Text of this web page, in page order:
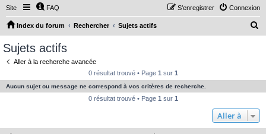
Site FAQ Connexion
S’enregistrer
Index du forum Rechercher Sujets actifs
e
c
Sujets actifs
Aller à la recherche avancée
0 résultat trouvé • Page 1 sur 1
Aucun sujet ou message ne correspond à vos critères de recherche.
0 résultat trouvé • Page 1 sur 1
Aller à